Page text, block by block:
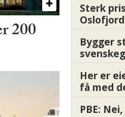
200
Sterk
Bygger
Her er
få med
PBE: